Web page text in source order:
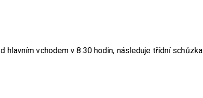
hlavním vchodem v 8.30 hodin, následuje třídní schůzka